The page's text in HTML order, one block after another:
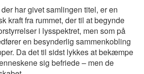
har givet samlingen titel, er en
kraft fra rummet, der til at begynde
i lysspektret, men som på
en besynderlig sammenkobling
Da det til sidst lykkes at bekæmpe
sig befriede – men de